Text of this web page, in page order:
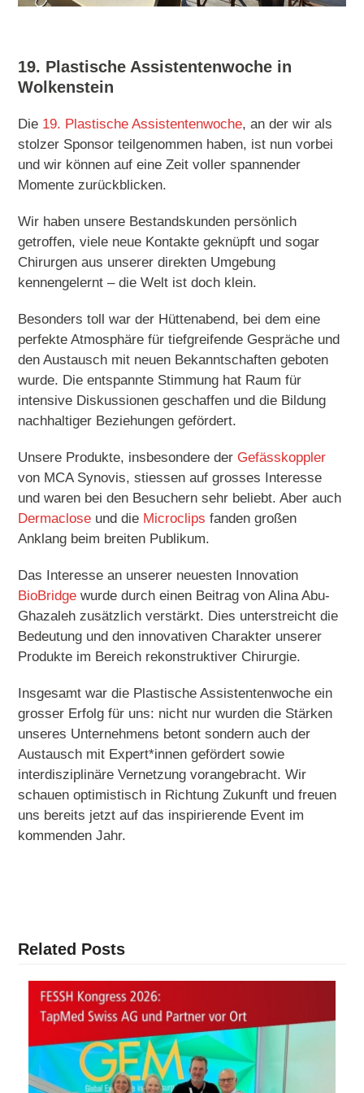
19. Plastische Assistentenwoche in
Wolkenstein
Die 19. Plastische Assistentenwoche, an der wir als
stolzer Sponsor teilgenommen haben, ist nun vorbei
und wir können auf eine Zeit voller spannender
Momente zurückblicken.
Wir haben unsere Bestandskunden persönlich
getroffen, viele neue Kontakte geknüpft und sogar
Chirurgen aus unserer direkten Umgebung
kennengelernt – die Welt ist doch klein.
Besonders toll war der Hüttenabend, bei dem eine
perfekte Atmosphäre für tiefgreifende Gespräche und
den Austausch mit neuen Bekanntschaften geboten
wurde. Die entspannte Stimmung hat Raum für
intensive Diskussionen geschaffen und die Bildung
nachhaltiger Beziehungen gefördert.
Unsere Produkte, insbesondere der Gefässkoppler
von MCA Synovis, stiessen auf grosses Interesse
und waren bei den Besuchern sehr beliebt. Aber auch
Dermaclose und die Microclips fanden großen
Anklang beim breiten Publikum.
Das Interesse an unserer neuesten Innovation
BioBridge wurde durch einen Beitrag von Alina Abu-
Ghazaleh zusätzlich verstärkt. Dies unterstreicht die
Bedeutung und den innovativen Charakter unserer
Produkte im Bereich rekonstruktiver Chirurgie.
Insgesamt war die Plastische Assistentenwoche ein
grosser Erfolg für uns: nicht nur wurden die Stärken
unseres Unternehmens betont sondern auch der
Austausch mit Expert*innen gefördert sowie
interdisziplinäre Vernetzung vorangebracht. Wir
schauen optimistisch in Richtung Zukunft und freuen
uns bereits jetzt auf das inspirierende Event im
kommenden Jahr.
Related Posts